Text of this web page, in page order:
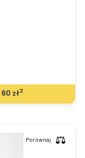
60 zł2
Porównaj